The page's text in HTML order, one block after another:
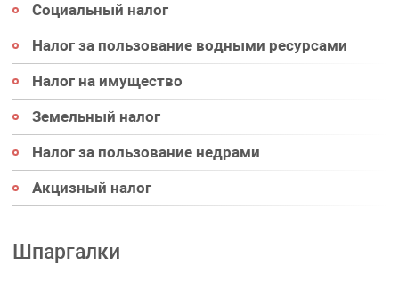
Социальный налог
Налог за пользование водными ресурсами
Налог на имущество
Земельный налог
Налог за пользование недрами
Акцизный налог
Шпаргалки